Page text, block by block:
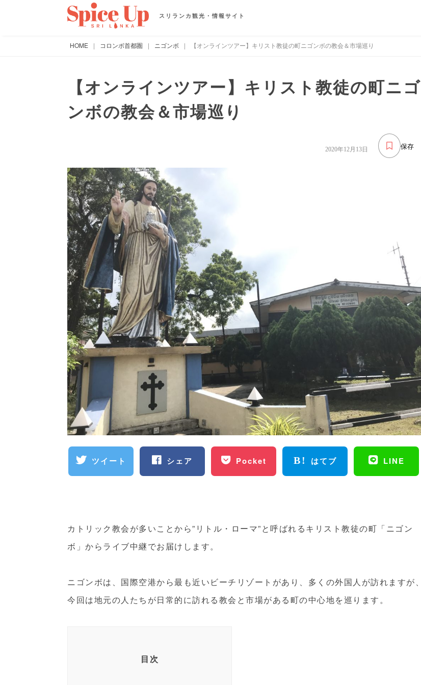
スリランカ観光・情報サイト
HOME | コロンボ首都圏 | ニゴンボ | 【オンラインツアー】キリスト教徒の町ニゴンボの教会＆市場巡り
【オンラインツアー】キリスト教徒の町ニゴ
ンボの教会＆市場巡り
保存
2020年12月13日
ツイート シェア Pocket はてブ LINE
カトリック教会が多いことから”リトル・ローマ”と呼ばれるキリスト教徒の町「ニゴン
ボ」からライブ中継でお届けします。
ニゴンボは、国際空港から最も近いビーチリゾートがあり、多くの外国人が訪れますが、
今回は地元の人たちが日常的に訪れる教会と市場がある町の中心地を巡ります。
目次